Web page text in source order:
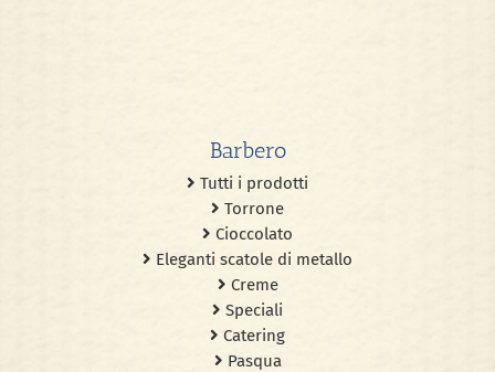
Barbero
Tutti i prodotti
Torrone
Cioccolato
Eleganti scatole di metallo
Creme
Speciali
Catering
Pasqua